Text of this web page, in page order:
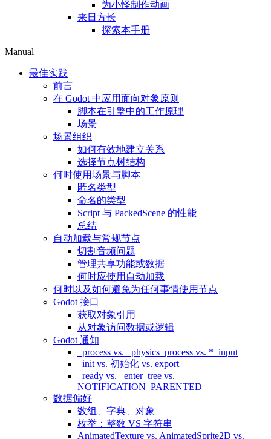
为小怪制作动画
来日方长
探索本手册
Manual
最佳实践
前言
在 Godot 中应用面向对象原则
脚本在引擎中的工作原理
场景
场景组织
如何有效地建立关系
选择节点树结构
何时使用场景与脚本
匿名类型
命名的类型
Script 与 PackedScene 的性能
总结
自动加载与常规节点
切割音频问题
管理共享功能或数据
何时应使用自动加载
何时以及如何避免为任何事情使用节点
Godot 接口
获取对象引用
从对象访问数据或逻辑
Godot 通知
_process vs. _physics_process vs. *_input
_init vs. 初始化 vs. export
_ready vs. _enter_tree vs.
NOTIFICATION_PARENTED
数据偏好
数组、字典、对象
枚举：整数 VS 字符串
AnimatedTexture vs. AnimatedSprite2D vs.